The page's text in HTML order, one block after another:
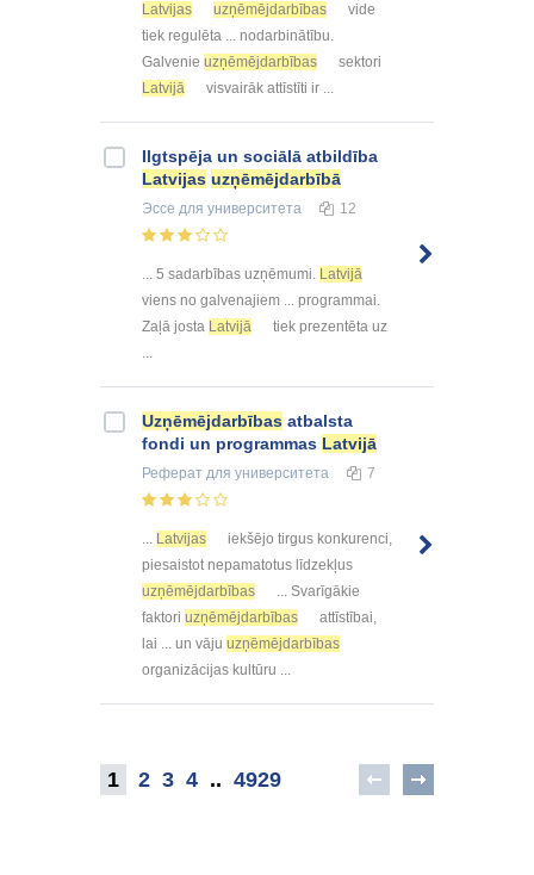
Latvijas
uzņēmējdarbības
vide
tiek regulēta ... nodarbinātību.
Galvenie uzņēmējdarbības
sektori
Latvijā
visvairāk attīstīti ir ...
Ilgtspēja un sociālā atbildība
Latvijas uzņēmējdarbībā
Эссе для университета 12
... 5 sadarbības uzņēmumi. Latvijā
viens no galvenajiem ... programmai.
Zaļā josta Latvijā
tiek prezentēta uz
...
Uzņēmējdarbības atbalsta
fondi un programmas Latvijā
Реферат для университета 7
Latvijas
iekšējo tirgus konkurenci,
piesaistot nepamatotus līdzekļus
uzņēmējdarbības
... Svarīgākie
faktori uzņēmējdarbības
attīstībai,
lai ... un vāju uzņēmējdarbības
organizācijas kultūru ...
1 2 3 4 .. 4929